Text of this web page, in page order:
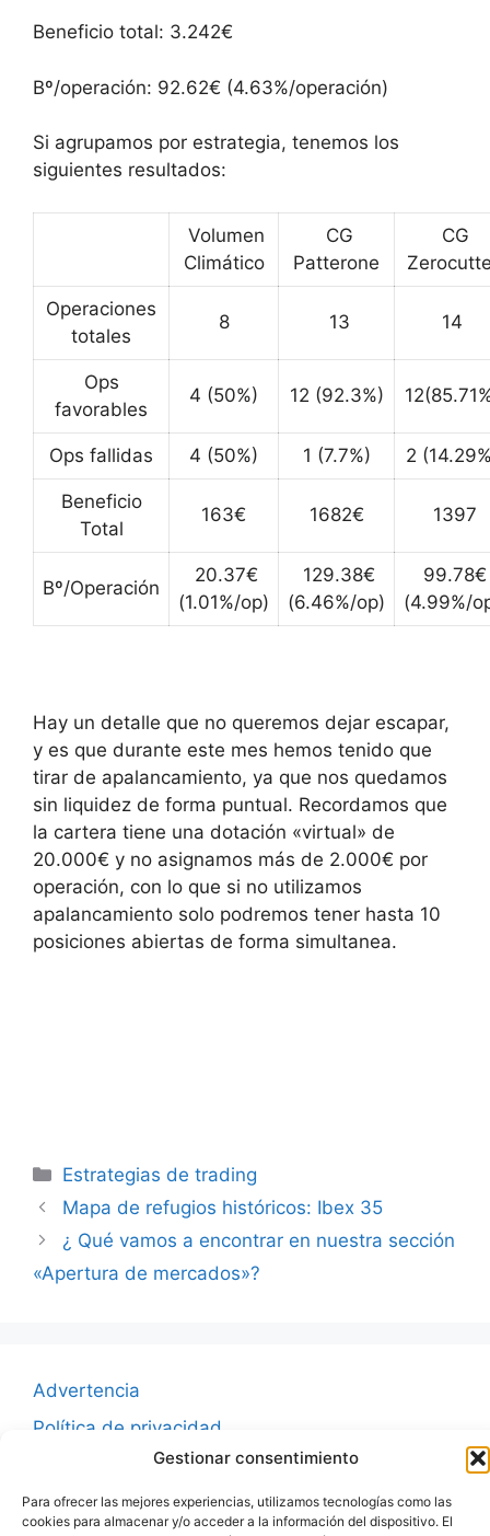
Gestionar consentimiento
Para ofrecer las mejores experiencias, utilizamos tecnologías como las
cookies para almacenar y/o acceder a la información del dispositivo. El
Beneficio total: 3.242€
Bº/operación: 92.62€ (4.63%/operación)
Si agrupamos por estrategia, tenemos los
siguientes resultados:
Volumen
Climático
CG
Patterone
CG
Operaciones
totales
8 13 14
Ops
favorables
4 (50%) 12 (92.3%)
Ops fallidas 4 (50%) 1 (7.7%) 2
Beneficio
Total
163€ 1682€ 1397
Bº/Operación
20.37€
(1.01%/op)
129.38€
(6.46%/op)
99.78€
(4.99%/
Hay un detalle que no queremos dejar escapar,
y es que durante este mes hemos tenido que
tirar de apalancamiento, ya que nos quedamos
sin liquidez de forma puntual. Recordamos que
la cartera tiene una dotación «virtual» de
20.000€ y no asignamos más de 2.000€ por
operación, con lo que si no utilizamos
apalancamiento solo podremos tener hasta 10
posiciones abiertas de forma simultanea.
Categorías
Estrategias de trading
Mapa de refugios históricos: Ibex 35
¿ Qué vamos a encontrar en nuestra sección
«Apertura de mercados»?
Advertencia
Política de privacidad
Política de cookies